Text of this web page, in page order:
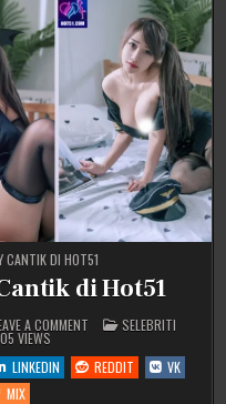
CANTIK DI HOT51
di Hot51
A COMMENT
SHAILENE
CANTIK
DI
POSTED
IN
SELEBRITI
VIEWS
LINKEDIN REDDIT
VK
MIX